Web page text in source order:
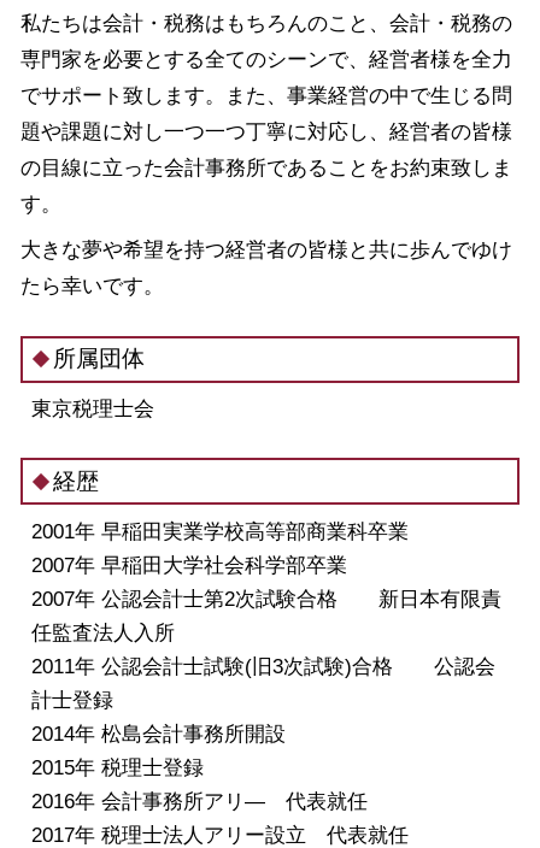
私たちは会計・税務はもちろんのこと、会計・税務の
専門家を必要とする全てのシーンで、経営者様を全力
でサポート致します。また、事業経営の中で生じる問
題や課題に対し一つ一つ丁寧に対応し、経営者の皆様
の目線に立った会計事務所であることをお約束致しま
す。
大きな夢や希望を持つ経営者の皆様と共に歩んでゆけ
たら幸いです。
所属団体
東京税理士会
経歴
2001年 早稲田実業学校高等部商業科卒業
2007年 早稲田大学社会科学部卒業
2007年 公認会計士第2次試験合格 新日本有限責
任監査法人入所
2011年 公認会計士試験(旧3次試験)合格 公認会
計士登録
2014年 松島会計事務所開設
2015年 税理士登録
2016年 会計事務所アリ― 代表就任
2017年 税理士法人アリー設立 代表就任